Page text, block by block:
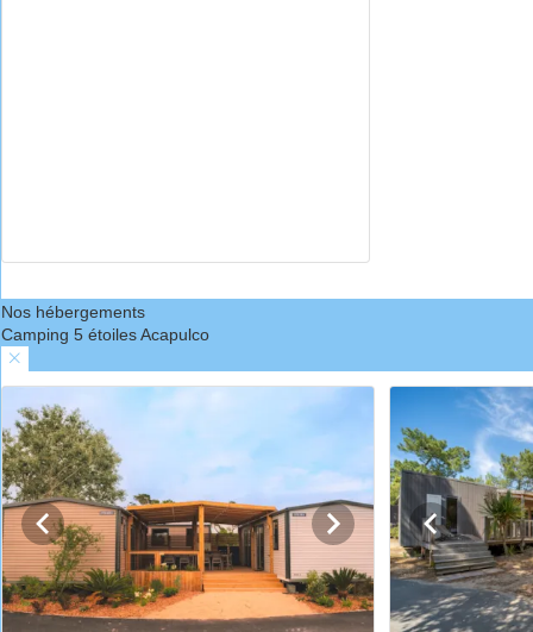
Nos hébergements
Camping 5 étoiles Acapulco